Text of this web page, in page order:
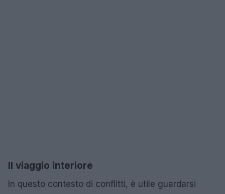
Il viaggio interiore
In questo contesto di conflitti, è utile guardarsi